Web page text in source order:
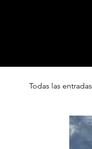
Todas las entradas